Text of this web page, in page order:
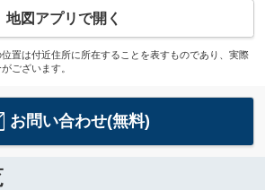
地図アプリで開く
置は付近住所に所在することを表すものであり、実際
ございます。
お問い合わせ(無料)